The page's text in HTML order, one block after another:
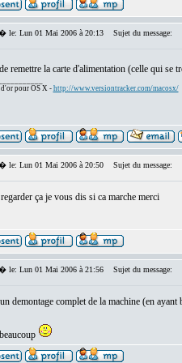
le: Lun 01 Mai 2006 à 20:13 Sujet du message:
remettre la carte d'alimentation (celle qui
pour OS X -http://www.versiontracker.com/macosx/
le: Lun 01 Mai 2006 à 20:50 Sujet du message:
ça je vous dis si ca marche merci
le: Lun 01 Mai 2006 à 21:56 Sujet du message:
demontage complet de la machine (en